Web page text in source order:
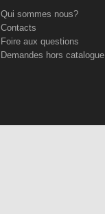
Qui sommes nous?
Contacts
Foire aux questions
Demandes hors catalogue